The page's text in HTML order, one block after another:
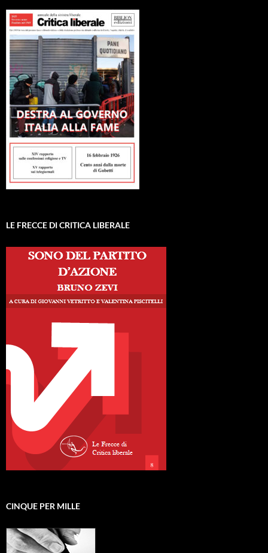
LE FRECCE DI CRITICA LIBERALE
CINQUE PER MILLE